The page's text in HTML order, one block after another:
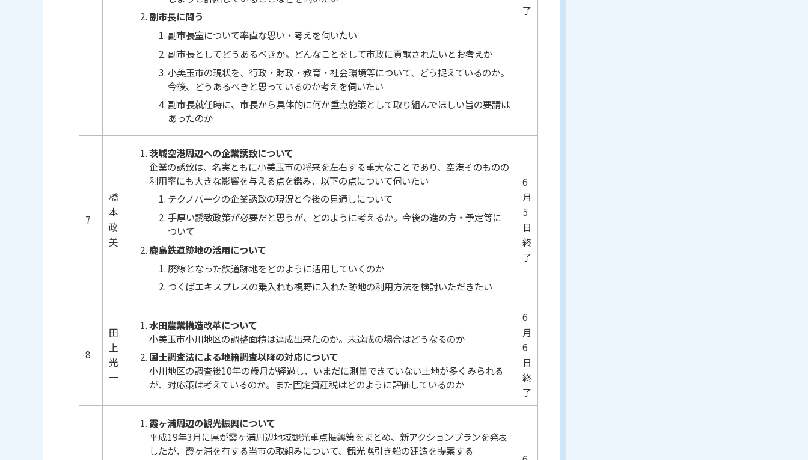
副市長に問う
副市長室について率直な思い・考えを伺いたい
副市長としてどうあるべきか。どんなことをして市政に貢献されたいとお考えか
小美玉市の現状を、行政・財政・教育・社会環境等について、どう捉えているのか。
今後、どうあるべきと思っているのか考えを伺いたい
副市長就任時に、市長から具体的に何か重点施策として取り組んでほしい旨の要請は
あったのか
了
7
橋
本
政
美
茨城空港周辺への企業誘致について
企業の誘致は、名実ともに小美玉市の将来を左右する重大なことであり、空港そのものの
利用率にも大きな影響を与える点を鑑み、以下の点について伺いたい
テクノパークの企業誘致の現況と今後の見通しについて
手厚い誘致政策が必要だと思うが、どのように考えるか。今後の進め方・予定等に
ついて
鹿島鉄道跡地の活用について
廃線となった鉄道跡地をどのように活用していくのか
つくばエキスプレスの乗入れも視野に入れた跡地の利用方法を検討いただきたい
6
月
5
日
終
了
8
田
上
光
一
水田農業構造改革について
小美玉市小川地区の調整面積は達成出来たのか。未達成の場合はどうなるのか
国土調査法による地籍調査以降の対応について
小川地区の調査後10年の歳月が経過し、いまだに測量できていない土地が多くみられる
が、対応策は考えているのか。また固定資産税はどのように評価しているのか
6
月
6
日
終
了
霞ヶ浦周辺の観光振興について
平成19年3月に県が霞ヶ浦周辺地域観光重点振興策をまとめ、新アクションプランを発表
したが、霞ヶ浦を有する当市の取組みについて、観光幌引き船の建造を提案する